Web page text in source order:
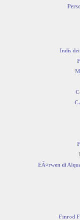
Indis
EÃ¤rwen di
Finrod